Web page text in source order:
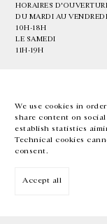
We use cookies in
share content on
establish statistics
Technical cookies
consent.
Accept all
HORAIRES
DU MARDI AU VENDREDI
10H-18H
LE SAMEDI
11H-19H
EN FR 中文
Inscrivez-vous à notre